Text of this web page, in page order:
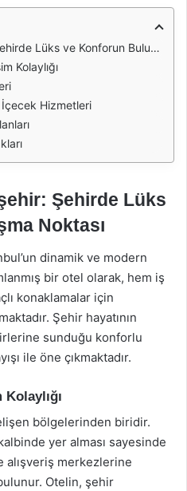
ve Konforun Buluşma Noktası
Kolaylığı
Hizmetleri
Şehirde Lüks
Noktası
dinamik ve modern
bir otel olarak, hem iş
konaklamalar için
Şehir hayatının
sunduğu konforlu
ile öne çıkmaktadır.
bölgelerinden biridir.
yer alması sayesinde
alışveriş merkezlerine
Otelin, şehir